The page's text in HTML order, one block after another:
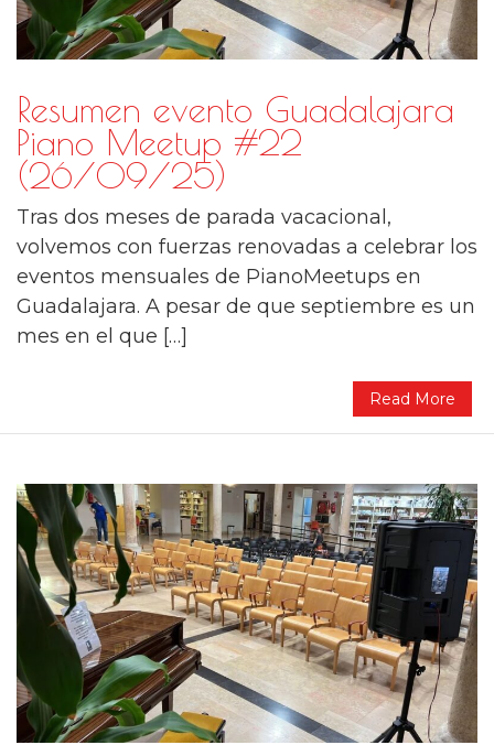
Resumen evento Guadalajara
Piano Meetup #22
(26/09/25)
Tras dos meses de parada vacacional,
volvemos con fuerzas renovadas a celebrar los
eventos mensuales de PianoMeetups en
Guadalajara. A pesar de que septiembre es un
mes en el que […]
Read More